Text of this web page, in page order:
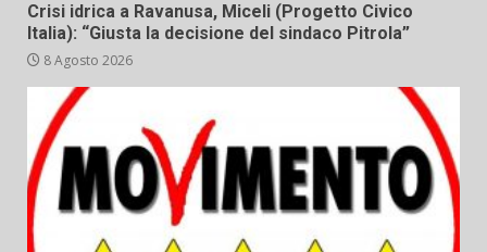
Crisi idrica a Ravanusa, Miceli (Progetto Civico
Italia): “Giusta la decisione del sindaco Pitrola”
8 Agosto 2026